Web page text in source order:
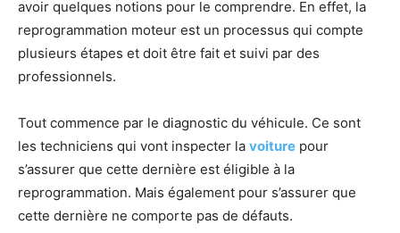
avoir quelques notions pour le comprendre. En effet, la
reprogrammation moteur est un processus qui compte
plusieurs étapes et doit être fait et suivi par des
professionnels.
Tout commence par le diagnostic du véhicule. Ce sont
les techniciens qui vont inspecter la voiture pour
s’assurer que cette dernière est éligible à la
reprogrammation. Mais également pour s’assurer que
cette dernière ne comporte pas de défauts.